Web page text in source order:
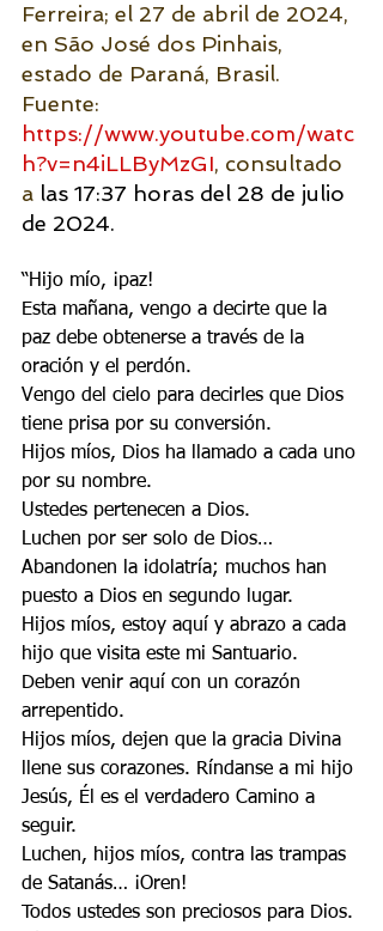
Ferreira; el 27 de abril de 2024,
en São José dos Pinhais,
estado de Paraná, Brasil.
Fuente:
https://www.youtube.com/watc
h?v=n4iLLByMzGI, consultado
a las 17:37 horas del 28 de julio
de 2024.
“Hijo mío, ¡paz!
Esta mañana, vengo a decirte que la
paz debe obtenerse a través de la
oración y el perdón.
Vengo del cielo para decirles que Dios
tiene prisa por su conversión.
Hijos míos, Dios ha llamado a cada uno
por su nombre.
Ustedes pertenecen a Dios.
Luchen por ser solo de Dios…
Abandonen la idolatría; muchos han
puesto a Dios en segundo lugar.
Hijos míos, estoy aquí y abrazo a cada
hijo que visita este mi Santuario.
Deben venir aquí con un corazón
arrepentido.
Hijos míos, dejen que la gracia Divina
llene sus corazones. Ríndanse a mi hijo
Jesús, Él es el verdadero Camino a
seguir.
Luchen, hijos míos, contra las trampas
de Satanás… ¡Oren!
Todos ustedes son preciosos para Dios.